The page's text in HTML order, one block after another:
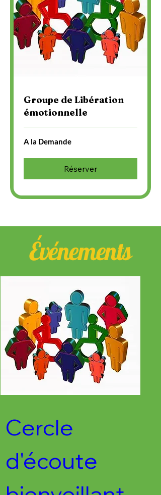
Groupe de Libération
émotionnelle
A
la
A la Demande
Réserver
Événements
Cercle
d'écoute